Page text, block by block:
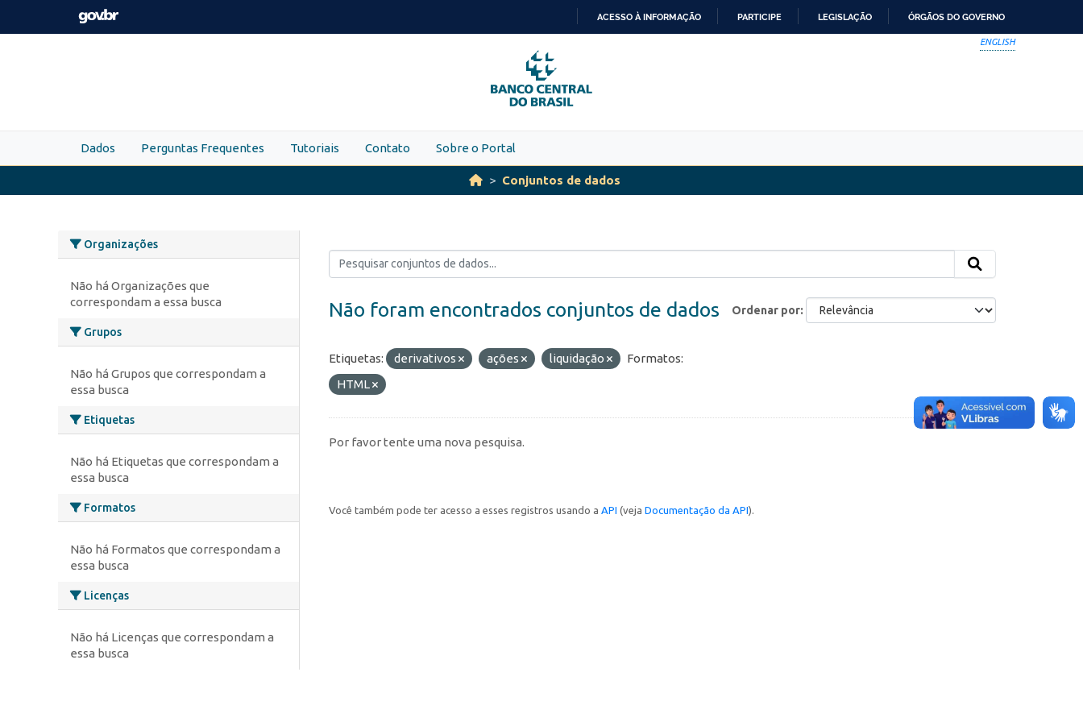
Skip to main content
PARA
O
CONTEÚDO
ACESSO À INFORMAÇÃO PARTICIPE LEGISLAÇÃO ÓRGÃOS DO GOVERNO
ENGLISH
Dados Perguntas Frequentes Tutoriais Contato Sobre o Portal
Conjuntos de dados
Organizações
Não há Organizações que
correspondam a essa busca
Grupos
Não há Grupos que correspondam a
essa busca
Etiquetas
Não há Etiquetas que correspondam a
essa busca
Formatos
Não há Formatos que correspondam a
essa busca
Licenças
Não há Licenças que correspondam a
essa busca
Ordenar por
Não foram encontrados conjuntos de dados
Etiquetas: derivativos ações liquidação
Formatos:
HTML
Por favor tente uma nova pesquisa.
Você também pode ter acesso a esses registros usando a API (veja Documentação da API).